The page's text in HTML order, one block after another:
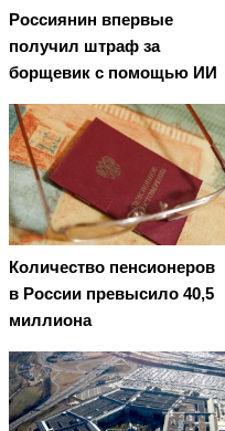
Россиянин впервые
получил штраф за
борщевик с помощью ИИ
Количество пенсионеров
в России превысило 40,5
миллиона